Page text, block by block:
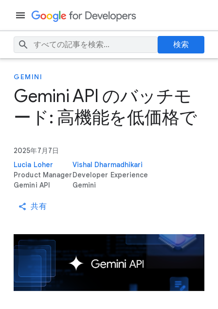
検索
GEMINI
Gemini API のバッチモ
ード: 高機能を低価格で
2025年7月7日
Lucia Loher
Product Manager
Gemini API
Vishal Dharmadhikari
Developer Experience
Gemini
共有